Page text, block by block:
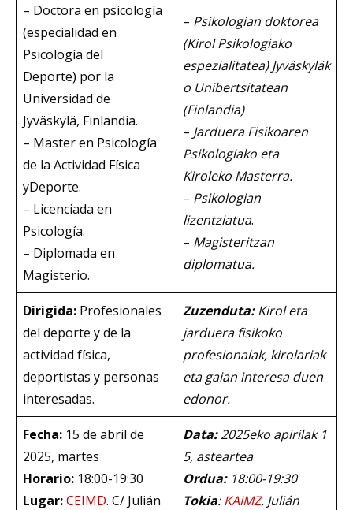
– Doctora en psicología
(especialidad en
Psicología del
Deporte) por la
Universidad de
Jyväskylä, Finlandia.
– Master en Psicología
de la Actividad Física
yDeporte.
– Licenciada en
Psicología.
– Diplomada en
Magisterio.
– Psikologian doktorea
(Kirol Psikologiako
espezialitatea) Jyväskyläk
o Unibertsitatean
(Finlandia)
– Jarduera Fisikoaren
Psikologiako eta
Kiroleko Masterra.
– Psikologian
lizentziatua.
– Magisteritzan
diplomatua.
Dirigida: Profesionales
del deporte y de la
actividad física,
deportistas y personas
interesadas.
Zuzenduta:Kirol eta
jarduera fisikoko
profesionalak, kirolariak
eta gaian interesa duen
edonor.
Fecha: 15 de abril de
2025, martes
Horario: 18:00-19:30
Lugar:CEIMD. C/ Julián
Data:2025eko apirilak 1
5, asteartea
Ordua: 18:00-19:30
Tokia:KAIMZ. Julián